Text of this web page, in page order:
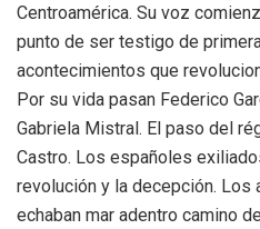
Centroamérica. Su voz
punto de ser testigo de
acontecimientos que
Por su vida pasan Federico
Gabriela Mistral. El paso del
Castro. Los españoles
revolución y la decepción. Los
echaban mar adentro camino